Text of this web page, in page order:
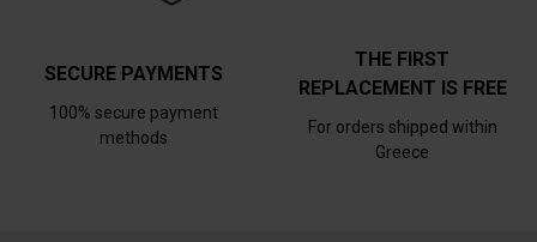
SECURE PAYMENTS
100% secure payment
methods
THE FIRST
REPLACEMENT IS FREE
For orders shipped within
Greece